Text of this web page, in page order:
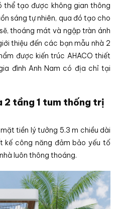
thể tạo được không gian thông
sáng tự nhiên, qua đó tạo cho
thoáng mát và ngập tràn ánh
thiệu đến các bạn mẫu nhà 2
được kiến trúc AHACO thiết
đình Anh Nam có địa chỉ tại
2 tầng 1 tum thống trị
tiền lý tưởng 5.3 m chiều dài
kế công năng đảm bảo yếu tố
luôn thông thoáng.